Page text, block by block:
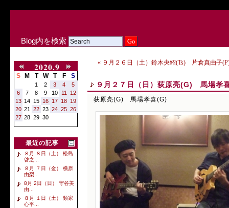
Blog内を検索
2020.9
S M T W T F S
1 2 3 4
5
6
7 8 9 10 11
12
13 14 15 16 17 18 19
20 21 22 23 24 25 26
27 28 29 30
最近の記事
８月 ８日（土） 松島
啓之...
８月 ７日（金） 横原
由梨...
8月 2日（日） 守谷美
由...
８月 １日（土） 類家
心平...
« ９月２６日（土）鈴木央紹(Ts) 片倉真由子
９月２７日（日）荻原亮(G) 馬場孝
荻原亮(G) 馬場孝喜(G)